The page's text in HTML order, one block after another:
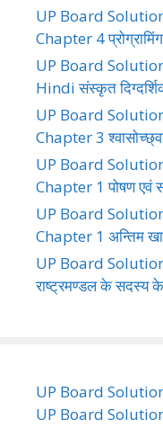
UP Board
Chapter 4
UP Board
Hindi संस्कृत
UP Board
Chapter 3
UP Board
Chapter 1 पोषण एवं
UP Board
Chapter 1 अन्तिम
UP Board
राष्ट्रमण्डल के सदस्य
UP Board
UP Board